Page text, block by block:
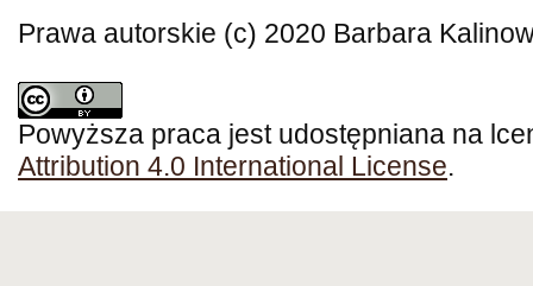
Prawa autorskie (c) 2020 Barbara
Powyższa praca jest udostępniana na
Attribution 4.0 International License.